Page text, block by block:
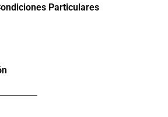
Particulares